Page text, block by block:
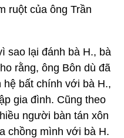
ruột của ông Trần
sao lại đánh bà H., bà
rằng, ông Bôn dù đã
bất chính với bà H.,
gia đình. Cũng theo
người bàn tán xôn
chồng mình với bà H.